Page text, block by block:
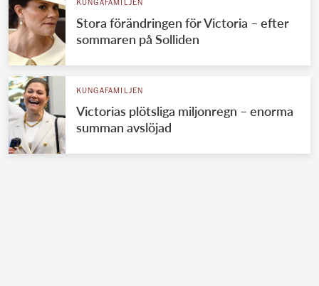
KUNGAFAMILJEN
Stora förändringen för Victoria – efter
sommaren på Solliden
KUNGAFAMILJEN
Victorias plötsliga miljonregn – enorma
summan avslöjad